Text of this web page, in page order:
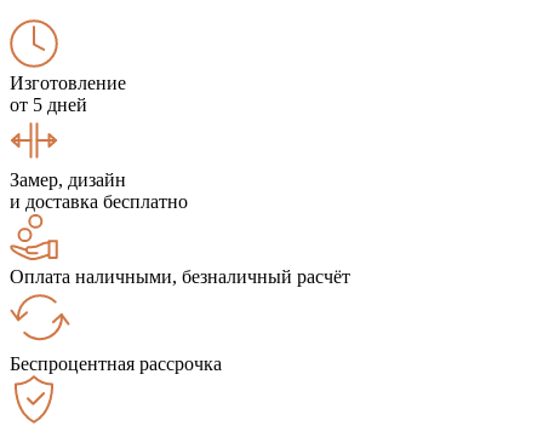
Изготовление
от 5 дней
Замер, дизайн
и доставка бесплатно
Оплата наличными, безналичный расчёт
Беспроцентная рассрочка